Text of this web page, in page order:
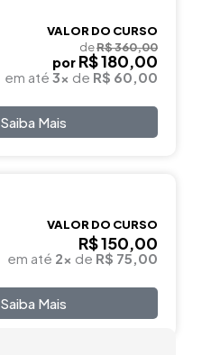
VALOR DO CURSO
deR$ 360,00
por R$ 180,00
em até 3x de R$ 60,00
Saiba Mais
VALOR DO CURSO
R$ 150,00
em até 2x de R$ 75,00
Saiba Mais